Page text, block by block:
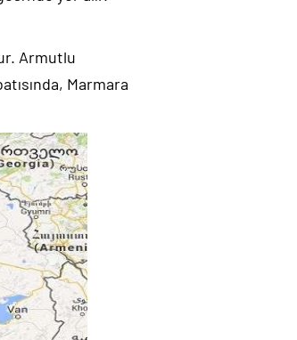
Armutlu
Marmara